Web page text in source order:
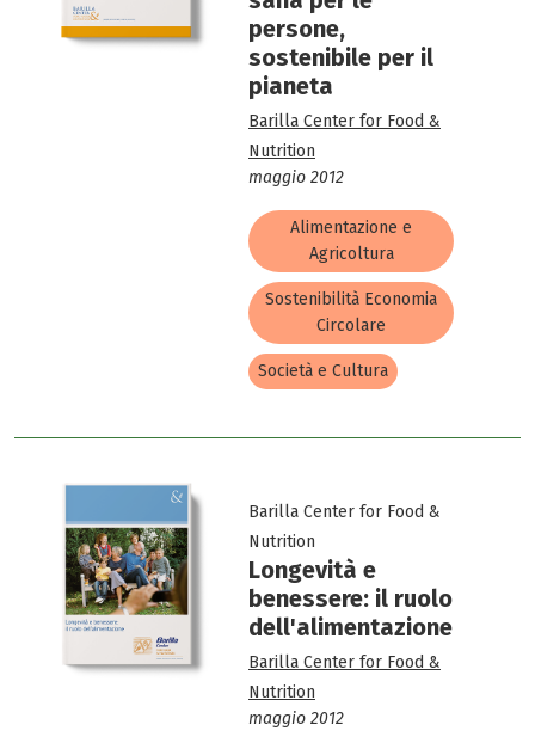
persone,
sostenibile per il
pianeta
Barilla Center for Food &
Nutrition
maggio 2012
Alimentazione e
Agricoltura
Sostenibilità Economia
Circolare
Società e Cultura
Barilla Center for Food &
Nutrition
Longevità e
benessere: il ruolo
dell'alimentazione
Barilla Center for Food &
Nutrition
maggio 2012